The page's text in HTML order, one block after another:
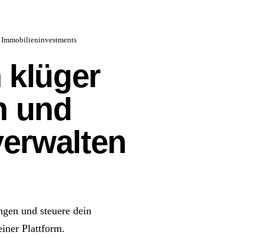
Immobilieninvestments
klüger
und
und steuere dein
Plattform.